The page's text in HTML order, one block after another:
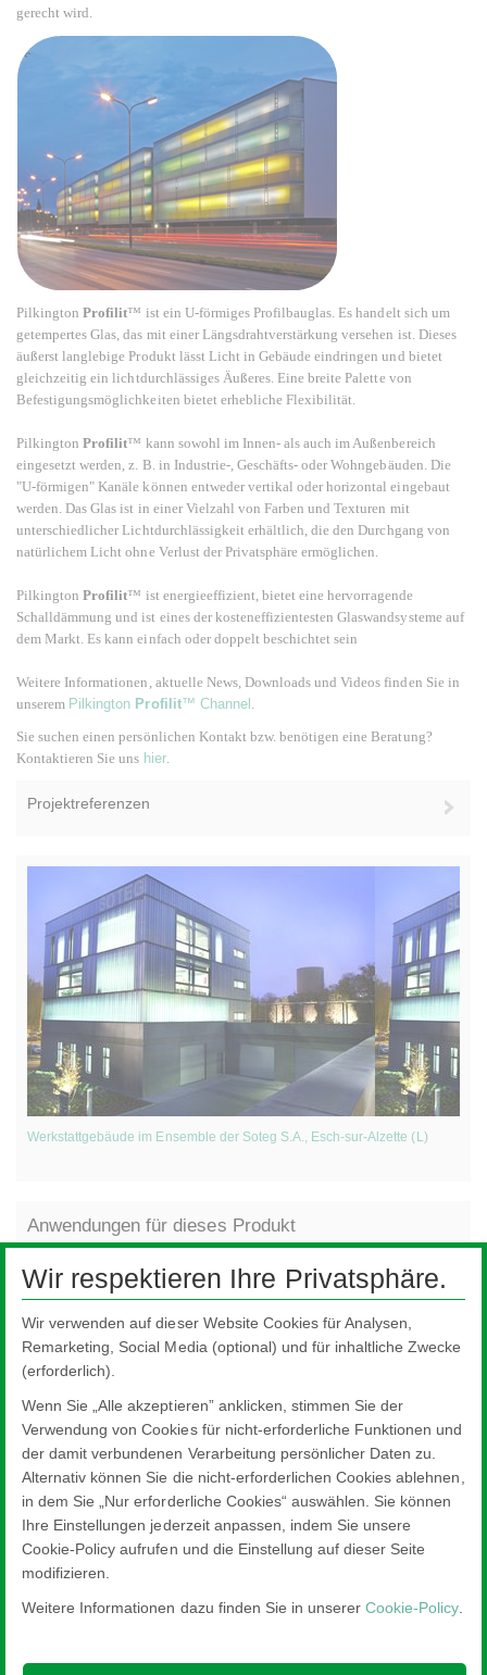
gerecht wird.
PilkingtonProfilit™ ist ein U-förmiges Profilbauglas. Es handelt sich um
getempertes Glas, das mit einer Längsdrahtverstärkung versehen ist. Dieses
äußerst langlebige Produkt lässt Licht in Gebäude eindringen und bietet
gleichzeitig ein lichtdurchlässiges Äußeres. Eine breite Palette von
Befestigungsmöglichkeiten bietet erhebliche Flexibilität.
PilkingtonProfilit™ kann sowohl im Innen- als auch im Außenbereich
eingesetzt werden, z. B. in Industrie-, Geschäfts- oder Wohngebäuden. Die
"U-förmigen" Kanäle können entweder vertikal oder horizontal eingebaut
werden. Das Glas ist in einer Vielzahl von Farben und Texturen mit
unterschiedlicher Lichtdurchlässigkeit erhältlich, die den Durchgang von
natürlichem Licht ohne Verlust der Privatsphäre ermöglichen.
PilkingtonProfilit™ ist energieeffizient, bietet eine hervorragende
Schalldämmung und ist eines der kosteneffizientesten Glaswandsysteme auf
dem Markt. Es kann einfach oder doppelt beschichtet sein
Weitere Informationen, aktuelle News, Downloads und Videos finden Sie in
unserem Pilkington Profilit™ Channel .
Sie suchen einen persönlichen Kontakt bzw. benötigen eine Beratung?
Kontaktieren Sie uns hier.
Projektreferenzen
Werkstattgebäude im Ensemble der Soteg S.A., Esch-sur-Alzette (L)
Anwendungen für dieses Produkt
SG-Fassade
Wir respektieren Ihre Privatsphäre.
Wir verwenden auf dieser Website Cookies für Analysen,
Remarketing, Social Media (optional) und für inhaltliche Zwecke
(erforderlich).
Wenn Sie „Alle akzeptieren” anklicken, stimmen Sie der
Verwendung von Cookies für nicht-erforderliche Funktionen und
der damit verbundenen Verarbeitung persönlicher Daten zu.
Alternativ können Sie die nicht-erforderlichen Cookies ablehnen,
in dem Sie „Nur erforderliche Cookies“ auswählen. Sie können
Ihre Einstellungen jederzeit anpassen, indem Sie unsere
Cookie-Policy aufrufen und die Einstellung auf dieser Seite
modifizieren.
Weitere Informationen dazu finden Sie in unsererCookie-Policy.